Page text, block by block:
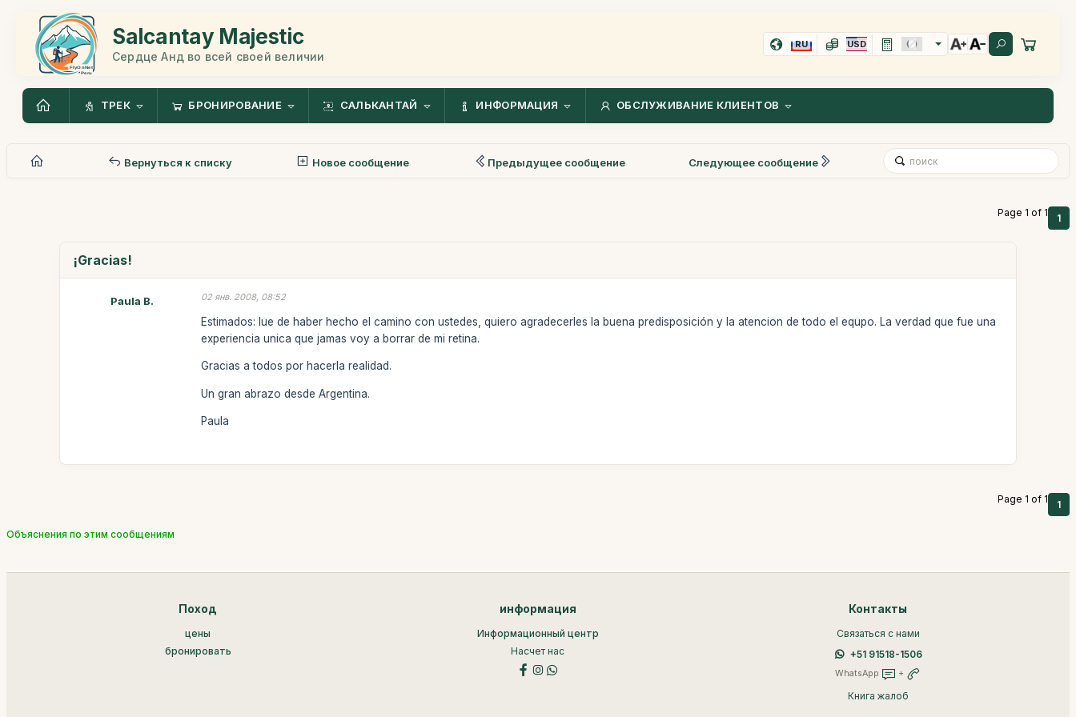
Salcantay Majestic
Сердце Анд во всей своей величии
RU USD
ТРЕК БРОНИРОВАНИЕ САЛЬКАНТАЙ ИНФОРМАЦИЯ ОБСЛУЖИВАНИЕ КЛИЕНТОВ
Вернуться к списку Новое сообщение Предыдущее сообщение Следующее сообщение
Page 1 of 1 1
¡Gracias!
Paula B. 02 янв. 2008, 08:52
Estimados: lue de haber hecho el camino con ustedes, quiero agradecerles la buena predisposición y la atencion de todo el equpo. La verdad que fue una
experiencia unica que jamas voy a borrar de mi retina.
Gracias a todos por hacerla realidad.
Un gran abrazo desde Argentina.
Paula
Page 1 of 1 1
Объяснения по этим сообщениям
Поход
цены
бронировать
информация
Информационный центр
Насчет нас
Контакты
Связаться с нами
+51 91518-1506
WhatsApp +
Книга жалоб